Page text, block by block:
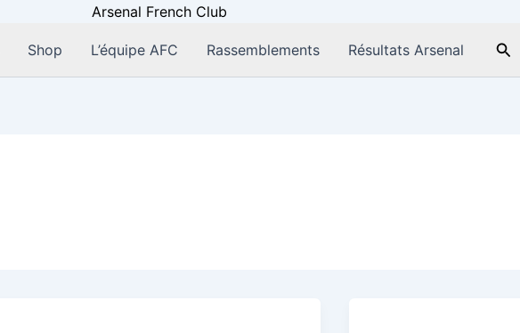
Shop L’équipe AFC Rassemblements Résultats Arsenal